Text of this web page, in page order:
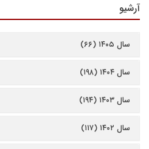
آرشیو
سال ۱۴۰۵ (۶۶)
سال ۱۴۰۴ (۱۹۸)
سال ۱۴۰۳ (۱۹۴)
سال ۱۴۰۲ (۱۱۷)